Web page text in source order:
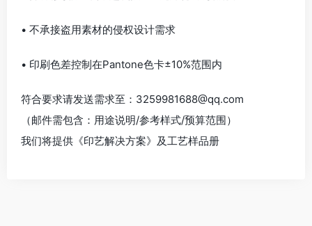
• 不承接盗用素材的侵权设计需求
• 印刷色差控制在Pantone色卡±10%范围内
符合要求请发送需求至： 3259981688@qq.com
（邮件需包含：用途说明/参考样式/预算范围）
我们将提供《印艺解决方案》及工艺样品册